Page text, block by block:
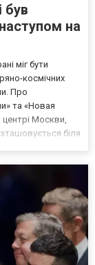
був
на
міг бути
космічних
Про
та «Новая
Москви,
біля